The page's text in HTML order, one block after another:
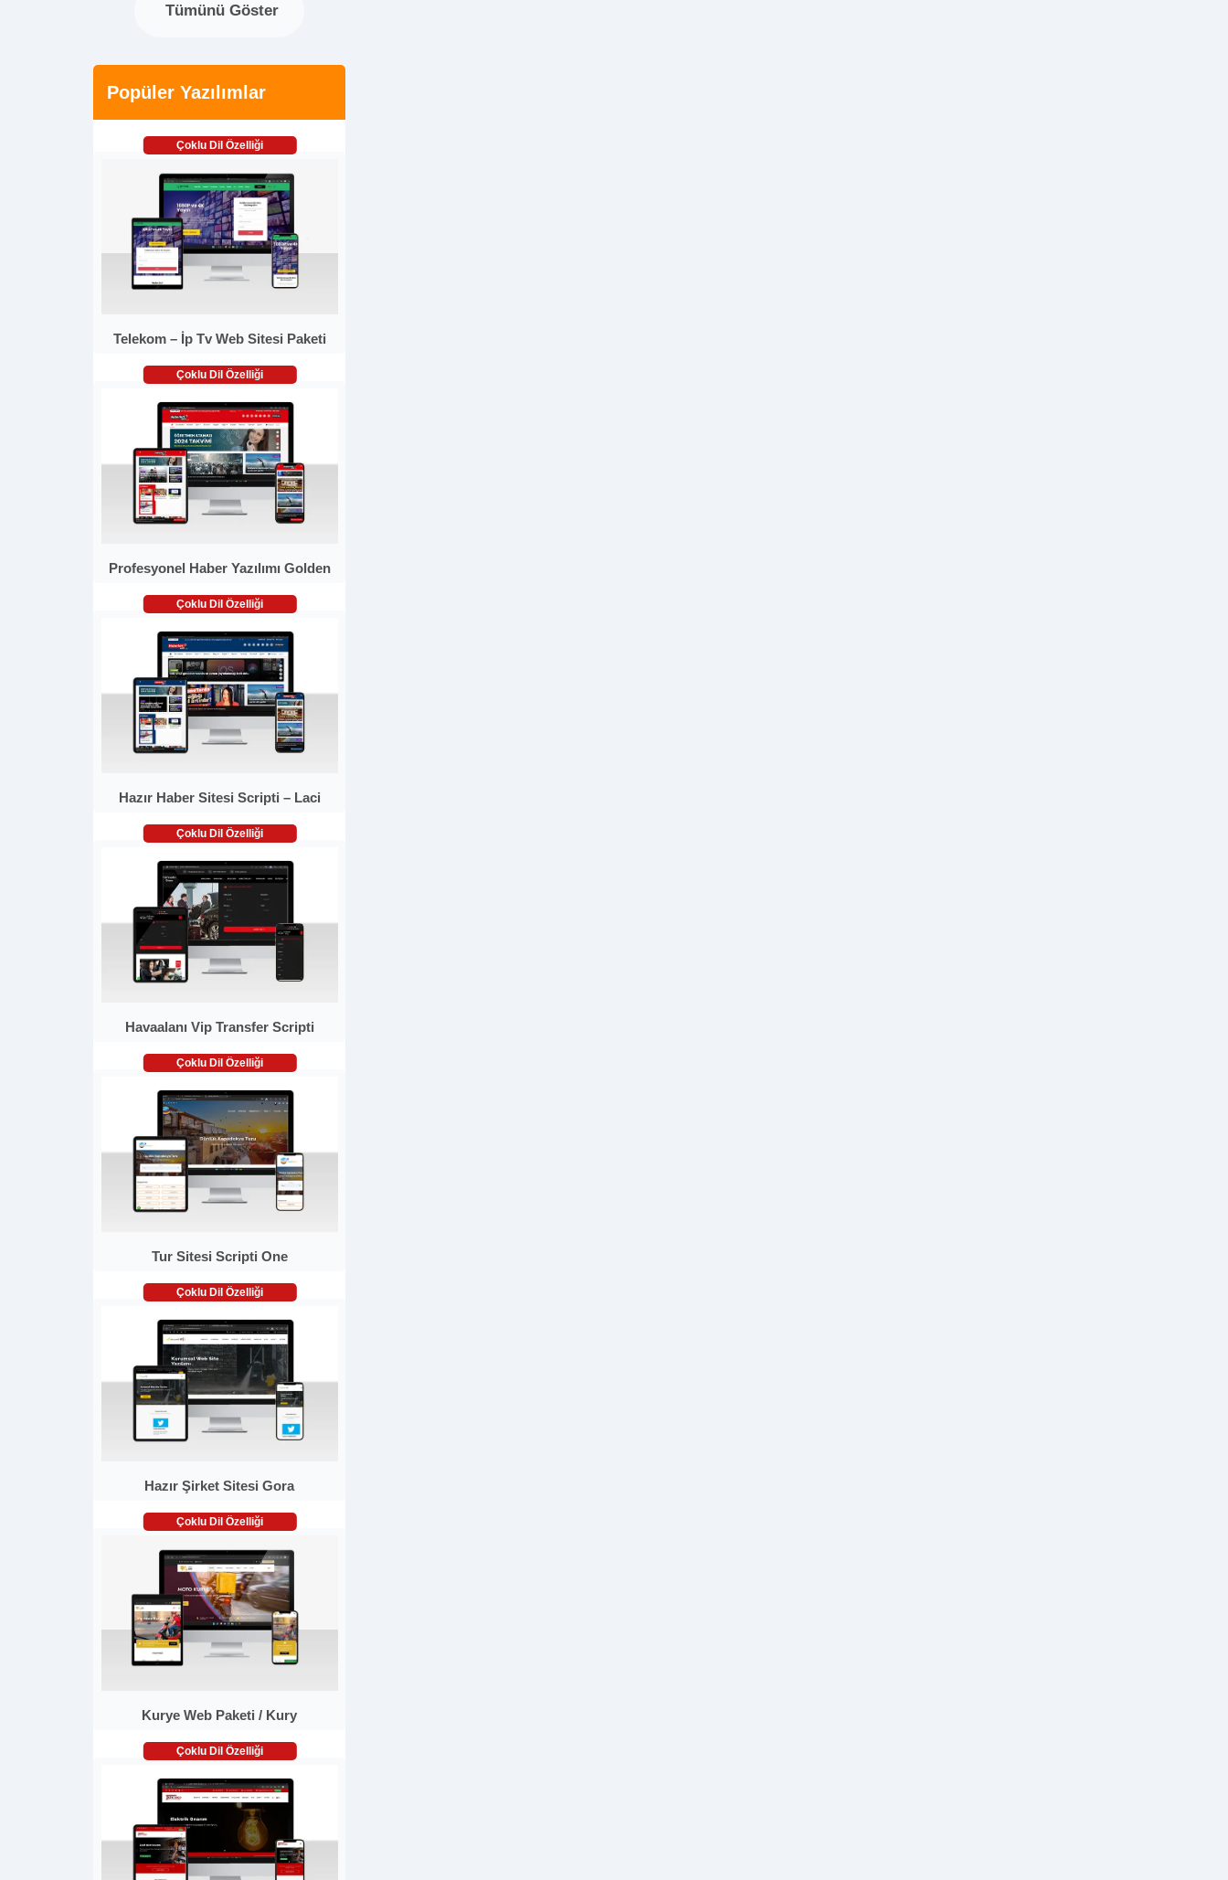
Tümünü Göster
Popüler Yazılımlar
Çoklu Dil Özelliği
Telekom – İp Tv Web Sitesi Paketi
Çoklu Dil Özelliği
Profesyonel Haber Yazılımı Golden
Çoklu Dil Özelliği
Hazır Haber Sitesi Scripti – Laci
Çoklu Dil Özelliği
Havaalanı Vip Transfer Scripti
Çoklu Dil Özelliği
Tur Sitesi Scripti One
Çoklu Dil Özelliği
Hazır Şirket Sitesi Gora
Çoklu Dil Özelliği
Kurye Web Paketi / Kury
Çoklu Dil Özelliği